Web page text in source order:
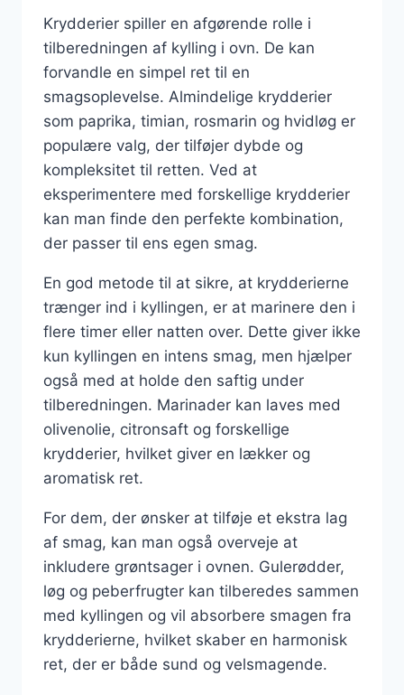
Krydderier spiller en afgørende rolle i
tilberedningen af kylling i ovn. De kan
forvandle en simpel ret til en
smagsoplevelse. Almindelige krydderier
som paprika, timian, rosmarin og hvidløg er
populære valg, der tilføjer dybde og
kompleksitet til retten. Ved at
eksperimentere med forskellige krydderier
kan man finde den perfekte kombination,
der passer til ens egen smag.
En god metode til at sikre, at krydderierne
trænger ind i kyllingen, er at marinere den i
flere timer eller natten over. Dette giver ikke
kun kyllingen en intens smag, men hjælper
også med at holde den saftig under
tilberedningen. Marinader kan laves med
olivenolie, citronsaft og forskellige
krydderier, hvilket giver en lækker og
aromatisk ret.
For dem, der ønsker at tilføje et ekstra lag
af smag, kan man også overveje at
inkludere grøntsager i ovnen. Gulerødder,
løg og peberfrugter kan tilberedes sammen
med kyllingen og vil absorbere smagen fra
krydderierne, hvilket skaber en harmonisk
ret, der er både sund og velsmagende.